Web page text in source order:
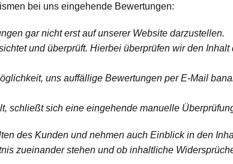
bei uns eingehende Bewertungen:
gar nicht erst auf unserer Website darzustellen.
und überprüft. Hierbei überprüfen wir den
uns auffällige Bewertungen per E-Mail
schließt sich eine eingehende manuelle
des Kunden und nehmen auch Einblick in den
zueinander stehen und ob inhaltliche